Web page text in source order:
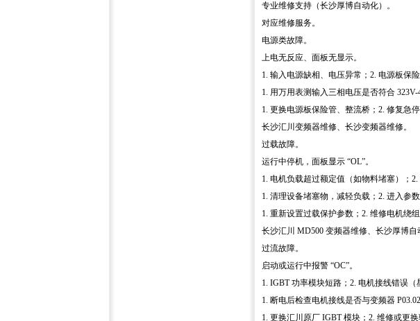
专业维修支持（长沙厚博自动化）。
对应维修服务。
电源类故障。
上电无反应、面板无显示。
1. 输入电源缺相、电压异常；2. 电源板保
1. 用万用表测输入三相电压是否符合
1. 更换电源板保险管、整流桥；2. 修复急
长沙汇川变频器维修、长沙变频器维修。
过载故障。
运行中停机，面板显示 “OL”。
1. 电机负载超过额定值（如物料堵塞）；
1. 清理设备堵塞物，减轻负载；2. 进入参
1. 重新设置过载保护参数；2. 维修电机绕
长沙汇川 MD500 变频器维修、长沙厚博自
过流故障。
启动或运行中报警 “OC”。
1. IGBT 功率模块短路；2. 电机接线错误（
1. 断电后检查电机接线是否与变频器
1. 更换汇川原厂 IGBT 模块；2. 维修或更